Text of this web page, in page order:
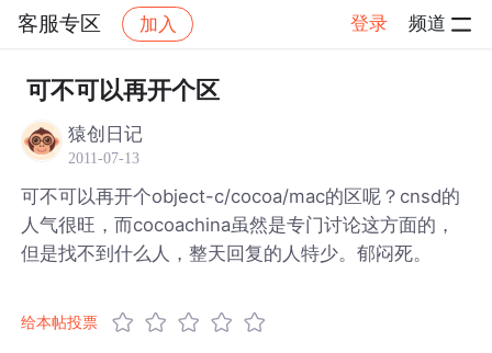
客服专区 加入 登录 频道
社区 客服专区 帖子详情
可不可以再开个区
猿创日记
2011-07-13
可不可以再开个object-c/cocoa/mac的区呢？cnsd的
人气很旺，而cocoachina虽然是专门讨论这方面的，
但是找不到什么人，整天回复的人特少。郁闷死。
给本帖投票